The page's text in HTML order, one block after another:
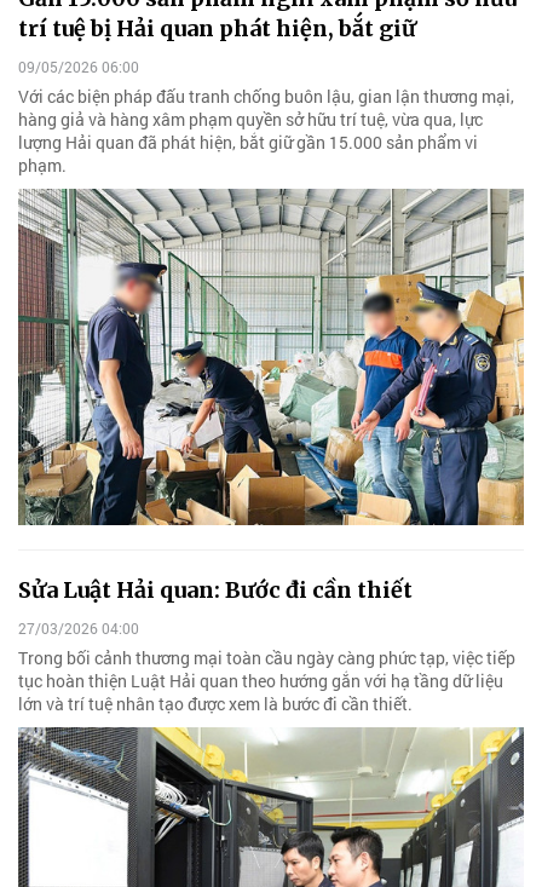
trí tuệ bị Hải quan phát hiện, bắt giữ
09/05/2026 06:00
Với các biện pháp đấu tranh chống buôn lậu, gian lận thương mại,
hàng giả và hàng xâm phạm quyền sở hữu trí tuệ, vừa qua, lực
lượng Hải quan đã phát hiện, bắt giữ gần 15.000 sản phẩm vi
phạm.
Sửa Luật Hải quan: Bước đi cần thiết
27/03/2026 04:00
Trong bối cảnh thương mại toàn cầu ngày càng phức tạp, việc tiếp
tục hoàn thiện Luật Hải quan theo hướng gắn với hạ tầng dữ liệu
lớn và trí tuệ nhân tạo được xem là bước đi cần thiết.